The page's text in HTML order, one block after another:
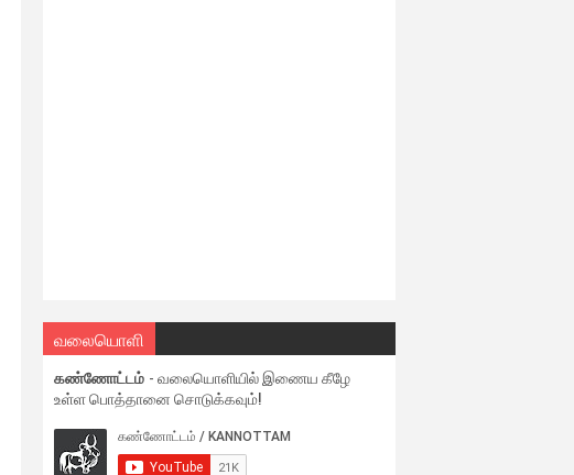
வலையொளி
கண்ணோட்டம் - வலையொளியில் இணைய கீழே
உள்ள பொத்தானை சொடுக்கவும்!